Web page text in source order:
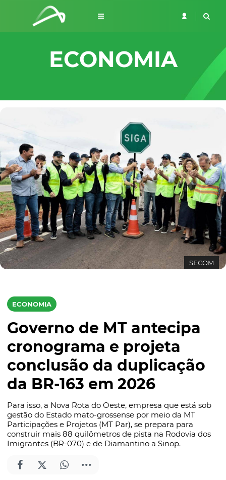
ECONOMIA
SECOM
ECONOMIA
Governo de MT antecipa
cronograma e projeta
conclusão da duplicação
da BR-163 em 2026
Para isso, a Nova Rota do Oeste, empresa que está sob
gestão do Estado mato-grossense por meio da MT
Participações e Projetos (MT Par), se prepara para
construir mais 88 quilômetros de pista na Rodovia dos
Imigrantes (BR-070) e de Diamantino a Sinop.